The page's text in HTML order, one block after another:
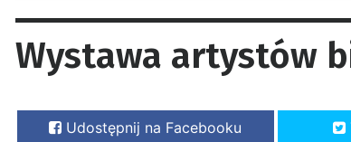
Wystawa artystów
Udostępnij na Facebooku